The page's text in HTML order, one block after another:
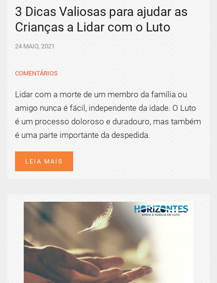
3 Dicas Valiosas para ajudar as
Crianças a Lidar com o Luto
24 MAIO, 2021
COMENTÁRIOS
Lidar com a morte de um membro da família ou
amigo nunca é fácil, independente da idade. O Luto
é um processo doloroso e duradouro, mas também
é uma parte importante da despedida.
LEIA MAIS